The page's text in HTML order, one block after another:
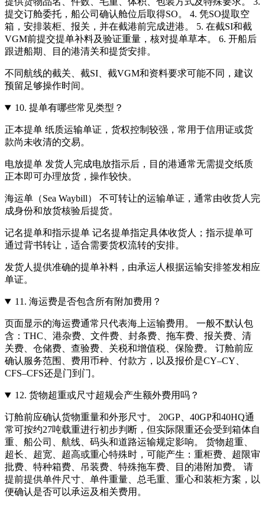
提交订舱委托，船公司确认舱位后取得SO。 4. 凭SO提取空
箱，安排装柜、报关，并在截港前完成进港。 5. 在截SI和截
VGM前提交提单补料及验证重量，核对提单草本。 6. 开船后
跟进船期、目的港清关和提货安排。
不同航线的截关、截SI、截VGM和资料要求可能不同，建议
预留足够操作时间。
10. 提单有哪些常见类型？
正本提单 纸质运输单证，货权控制较强，常用于信用证或货
款尚未收清的交易。
电放提单 发货人完成电放指示后，目的港通常无需提交纸质
正本即可办理放货，操作较快。
海运单（Sea Waybill） 不可转让的运输单证，通常由收货人完
成身份和放货核验后提货。
记名提单和指示提单 记名提单指定具体收货人；指示提单可
通过背书转让，适合需要货权流转的安排。
发货人提供准确的提单补料，由承运人根据运输安排签发相应
单证。
11. 海运费是否包含所有附加费用？
页面显示的海运费通常只代表海上运输费用。 一般不默认包
含：THC、港杂费、文件费、封条费、拖车费、报关费、清
关费、仓储费、查验费、关税和增值税、保险费。 订舱前应
确认服务范围、费用币种、付款方，以及报价是CY–CY、
CFS–CFS还是门到门。
12. 货物超重或尺寸超规会产生额外费用吗？
订舱前应确认货物重量和外形尺寸。 20GP、40GP和40HQ通
常可按约27吨载重进行初步判断，但实际限重还会受到箱体自
重、船公司、航线、码头和道路运输规定影响。 货物超重、
超长、超宽、超高或重心特殊时，可能产生：重柜费、超限审
批费、特种箱费、吊装费、特殊拖车费、目的港附加费。 请
提前提供单件尺寸、单件重量、总毛重、重心和装柜方案，以
便确认是否可以承运及相关费用。